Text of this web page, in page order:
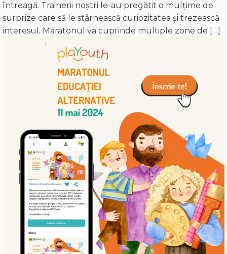
întreagă. Trainerii noștri le-au pregătit o mulțime de
surprize care să le stârnească curiozitatea și trezească
interesul. Maratonul va cuprinde multiple zone de […]